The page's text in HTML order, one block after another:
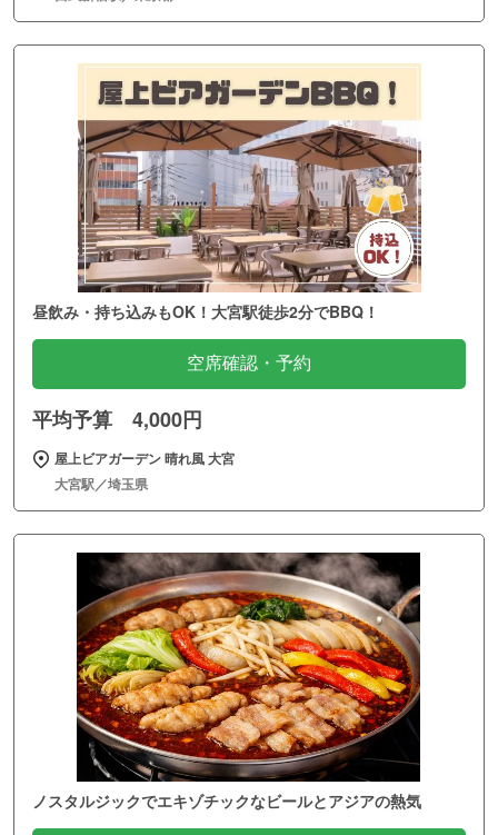
昼飲み・持ち込みもOK！大宮駅徒歩2分でBBQ！
空席確認・予約
平均予算 4,000円
屋上ビアガーデン 晴れ風 大宮
大宮駅／埼玉県
ノスタルジックでエキゾチックなビールとアジアの熱気